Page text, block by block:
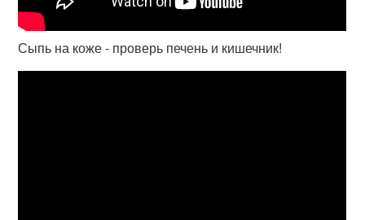
Сыпь на коже - проверь печень и кишечник!